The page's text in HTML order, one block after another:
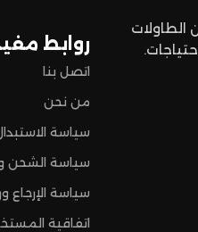
روابط
اتصل بنا
من نحن
سياسة
سياسة الشحن
سياسة الإرجاع
اتفاقية